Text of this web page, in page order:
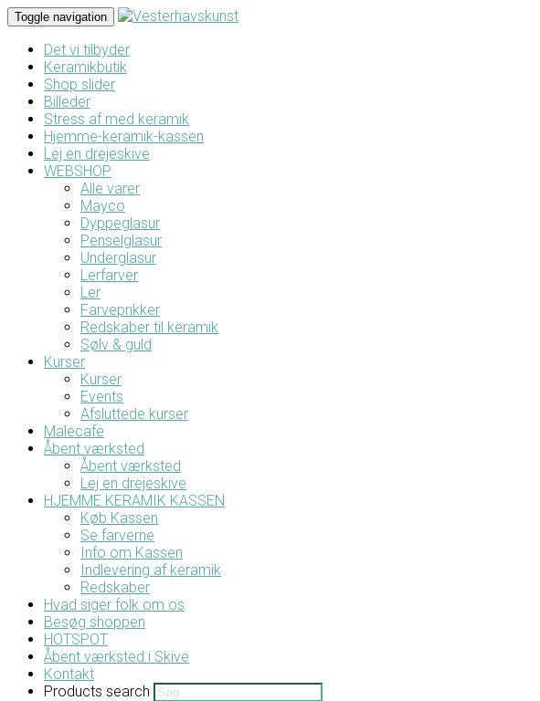
Toggle navigation
Det vi tilbyder
Keramikbutik
Shop slider
Billeder
Stress af med keramik
Hjemme-keramik-kassen
Lej en drejeskive
WEBSHOP
Alle varer
Mayco
Dyppeglasur
Penselglasur
Underglasur
Lerfarver
Ler
Farveprikker
Redskaber til keramik
Sølv & guld
Kurser
Kurser
Events
Afsluttede kurser
Malecafe
Åbent værksted
Åbent værksted
Lej en drejeskive
HJEMME KERAMIK KASSEN
Køb Kassen
Se farverne
Info om Kassen
Indlevering af keramik
Redskaber
Hvad siger folk om os
Besøg shoppen
HOTSPOT
Åbent værksted i Skive
Kontakt
Products search